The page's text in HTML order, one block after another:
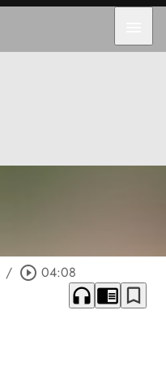
/ play_circle_outline 04:08
headphones chrome_reader_mode bookmark_border